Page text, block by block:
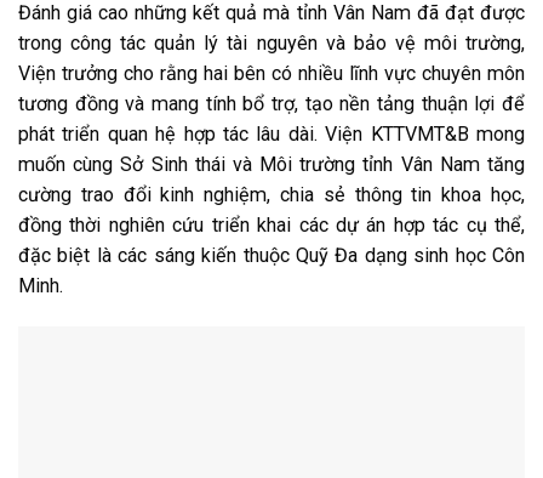
Đánh giá cao những kết quả mà tỉnh Vân Nam đã đạt được
trong công tác quản lý tài nguyên và bảo vệ môi trường,
Viện trưởng cho rằng hai bên có nhiều lĩnh vực chuyên môn
tương đồng và mang tính bổ trợ, tạo nền tảng thuận lợi để
phát triển quan hệ hợp tác lâu dài. Viện KTTVMT&B mong
muốn cùng Sở Sinh thái và Môi trường tỉnh Vân Nam tăng
cường trao đổi kinh nghiệm, chia sẻ thông tin khoa học,
đồng thời nghiên cứu triển khai các dự án hợp tác cụ thể,
đặc biệt là các sáng kiến thuộc Quỹ Đa dạng sinh học Côn
Minh.